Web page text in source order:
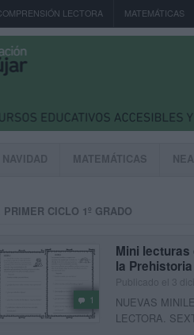
LECTORA MATEMÁTICAS
NAVIDAD MATEMÁTICAS
CICLO 1º GRADO
1
Mini
la Prehistoria
NUEVAS
LECTORA.